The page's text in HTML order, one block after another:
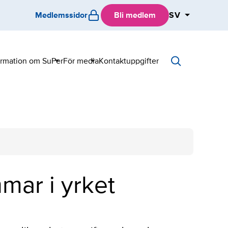
Medlemssidor Bli medlem SV
om SuPerSubFör mediaSubKontaktuppgifter
i yrket